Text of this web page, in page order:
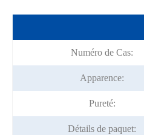
Numéro de Cas:
Apparence:
Pureté:
Détails de paquet: